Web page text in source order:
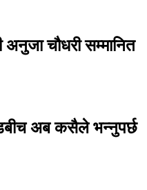
अनुजा चौधरी सम्मानित
अब कसैले भन्नुपर्छ